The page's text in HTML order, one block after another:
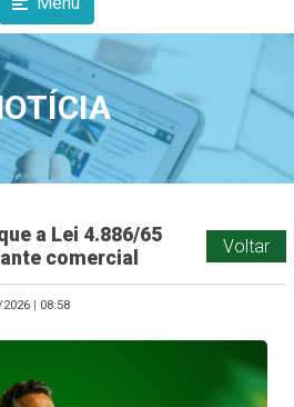
a Lei 4.886/65
comercial
Voltar
| 08:58